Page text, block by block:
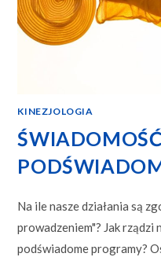
KINEZJOLOGIA
Na ile nasze działania są
prowadzeniem"? Jak rządzi
podświadome programy?